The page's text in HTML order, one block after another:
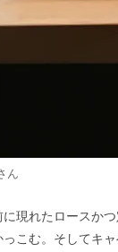
ん
現れたロースか
っこむ。そしてキ